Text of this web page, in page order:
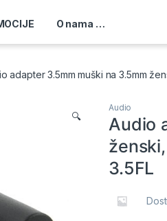
O nama …
adapter 3.5mm muški na 3.5mm
🔍
Audio
Audio
3.5FL